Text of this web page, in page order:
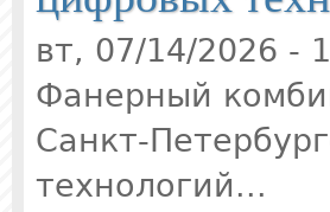
вт, 07/14/2026 -
Фанерный
Санкт-
технологий...